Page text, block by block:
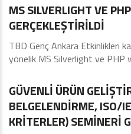
MS SILVERLIGHT VE
GERÇEKLEŞTİRİLDİ
TBD Genç Ankara Etkinlikleri
yönelik MS Silverlight ve PHP
Eğitimler - Seminerler
GÜVENLİ ÜRÜN
BELGELENDİRME, ISO/
KRİTERLER) SEMİNERİ